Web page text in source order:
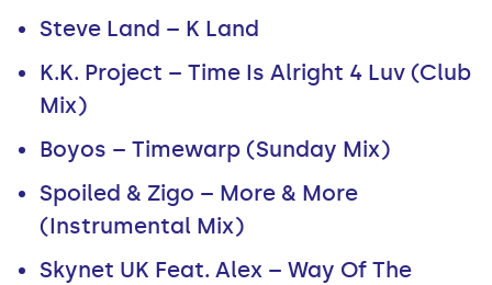
Steve Land – K Land
K.K. Project – Time Is Alright 4 Luv (Club
Mix)
Boyos – Timewarp (Sunday Mix)
Spoiled & Zigo – More & More
(Instrumental Mix)
Skynet UK Feat. Alex – Way Of The